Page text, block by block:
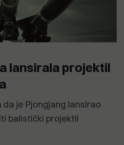
lansirala projektil
je Pjongjang lansirao
balistički projektil